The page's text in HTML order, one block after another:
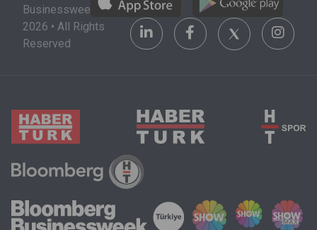
Businessweek
2026 • All Rights
Reserved